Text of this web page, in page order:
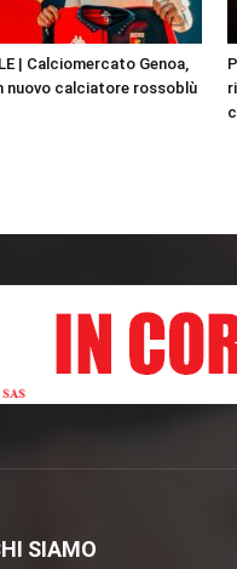
| Calciomercato Genoa,
nuovo calciatore rossoblù
SIAMO